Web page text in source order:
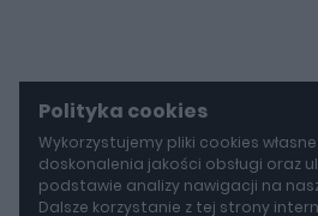
Polityka cookies
Wykorzystujemy pliki cookies
doskonalenia jakości obsługi oraz
podstawie analizy nawigacji na
Dalsze korzystanie z tej strony